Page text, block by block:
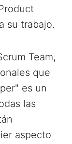
su trabajo.
Team,
que
es un
las
aspecto